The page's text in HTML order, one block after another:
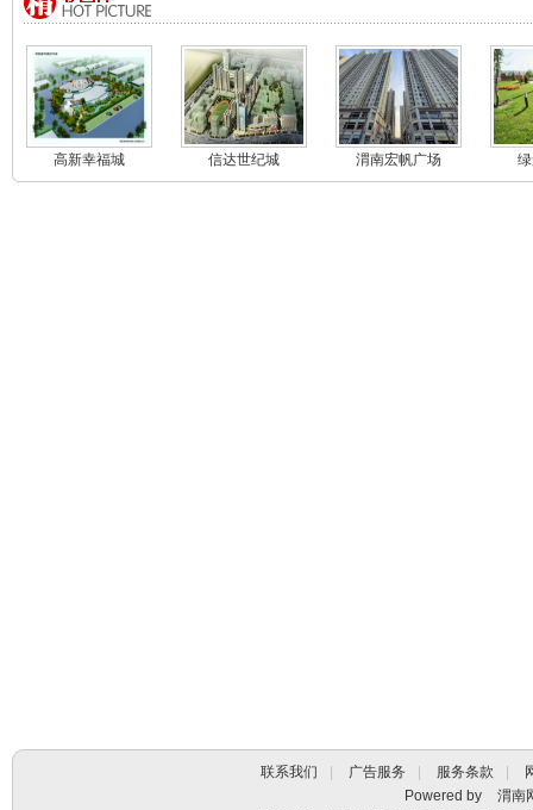
高新幸福城 信达世纪城 渭南宏帆广场
联系我们 广告服务 服务条款
Powered by
渭南